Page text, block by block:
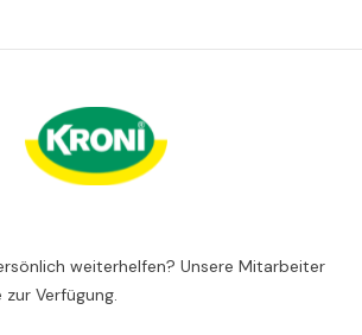
weiterhelfen? Unsere Mitarbeiter
Verfügung.